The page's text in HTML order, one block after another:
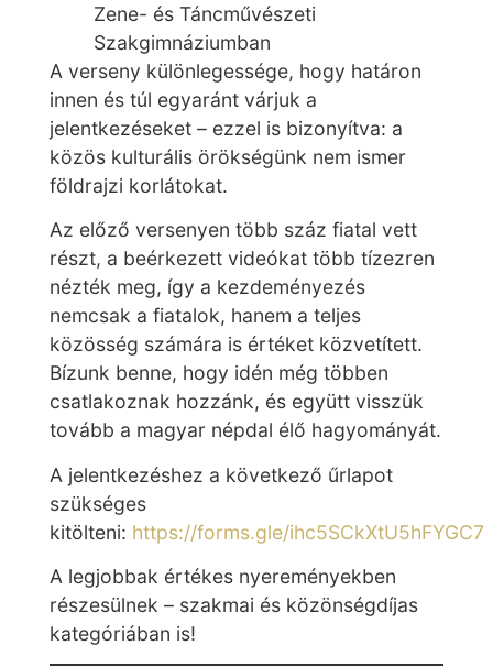
Zene- és Táncművészeti
Szakgimnáziumban
A verseny különlegessége, hogy határon
innen és túl egyaránt várjuk a
jelentkezéseket – ezzel is bizonyítva: a
közös kulturális örökségünk nem ismer
földrajzi korlátokat.
Az előző versenyen több száz fiatal vett
részt, a beérkezett videókat több tízezren
nézték meg, így a kezdeményezés
nemcsak a fiatalok, hanem a teljes
közösség számára is értéket közvetített.
Bízunk benne, hogy idén még többen
csatlakoznak hozzánk, és együtt visszük
tovább a magyar népdal élő hagyományát.
A jelentkezéshez a következő űrlapot
szükséges
kitölteni: https://forms.gle/ihc5SCkXtU5hFYGC7
A legjobbak értékes nyereményekben
részesülnek – szakmai és közönségdíjas
kategóriában is!